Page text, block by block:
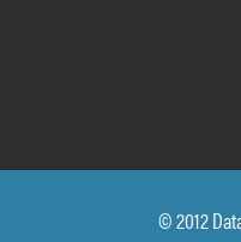
© 2012